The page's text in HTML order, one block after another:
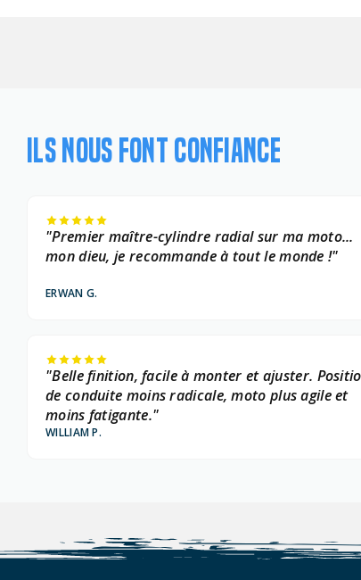
ILS NOUS FONT CONFIANCE
"Premier maître-cylindre radial sur ma moto...
mon dieu, je recommande à tout le monde !"
ERWAN G.
"Belle finition, facile à monter et ajuster.
de conduite moins radicale, moto plus agile et
moins fatigante."
WILLIAM P.